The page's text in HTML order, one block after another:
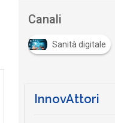
Canali
Sanità digitale
InnovAttori